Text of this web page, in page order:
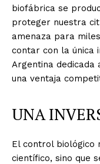
biofábrica se
proteger nuestra
amenaza para
contar con la única
Argentina dedicada
una ventaja
UNA
El control biológico
científico, sino que